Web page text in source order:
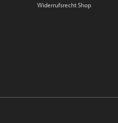
Widerrufsrecht Shop